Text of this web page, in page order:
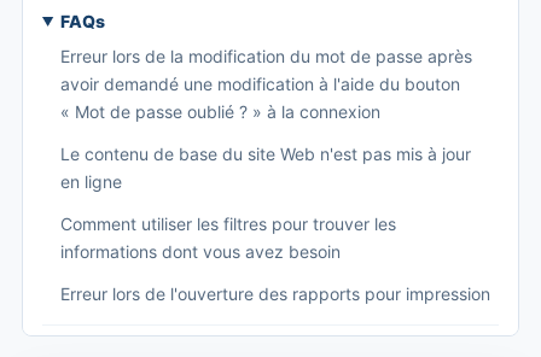
FAQs
Erreur lors de la modification du mot de passe après
avoir demandé une modification à l'aide du bouton
« Mot de passe oublié ? » à la connexion
Le contenu de base du site Web n'est pas mis à jour
en ligne
Comment utiliser les filtres pour trouver les
informations dont vous avez besoin
Erreur lors de l'ouverture des rapports pour impression